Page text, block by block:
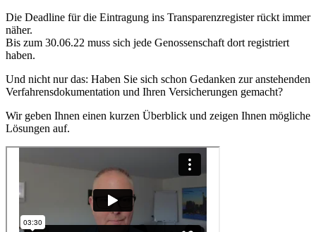
Die Deadline für die Eintragung ins Transparenzregister rückt immer
näher.
Bis zum 30.06.22 muss sich jede Genossenschaft dort registriert
haben.
Und nicht nur das: Haben Sie sich schon Gedanken zur anstehenden
Verfahrensdokumentation und Ihren Versicherungen gemacht?
Wir geben Ihnen einen kurzen Überblick und zeigen Ihnen mögliche
Lösungen auf.